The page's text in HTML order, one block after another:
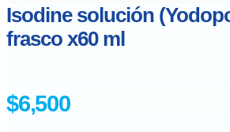
Isodine solución
frasco x60 ml
$6,500